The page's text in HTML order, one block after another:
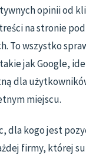
opinii od
na stronie
To wszystko
jak Google,
dla
miejscu.
dla kogo jest
firmy, której